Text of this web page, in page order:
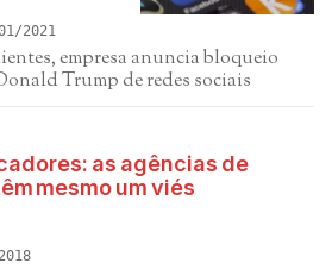
2021
empresa anuncia bloqueio
Trump de redes sociais
as agências de
mesmo um viés